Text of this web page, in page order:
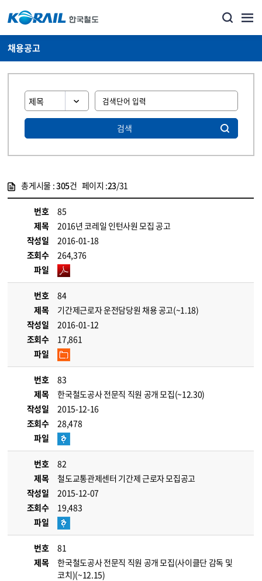
채용공고
검색
총게시물 :305건 페이지 :23/31
번호
85
제목
2016년 코레일 인턴사원 모집 공고
작성일
2016-01-18
조회수
264,376
파일
번호
84
제목
기간제근로자 운전담당원 채용 공고(~1.18)
작성일
2016-01-12
조회수
17,861
파일
번호
83
제목
한국철도공사 전문직 직원 공개 모집(~12.30)
작성일
2015-12-16
조회수
28,478
파일
번호
82
제목
철도교통관제센터 기간제 근로자 모집공고
작성일
2015-12-07
조회수
19,483
파일
번호
81
제목
한국철도공사 전문직 직원 공개 모집(사이클단 감독 및
코치)(~12.15)